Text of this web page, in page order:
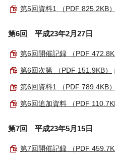
第5回資料1 （PDF 825.2KB）
第6回 平成23年2月27日
第6回開催記録 （PDF
第6回次第 （PDF 151.9KB）
第6回資料1 （PDF 789.4KB）
第6回追加資料 （PDF
第7回 平成23年5月15日
第7回開催記録 （PDF